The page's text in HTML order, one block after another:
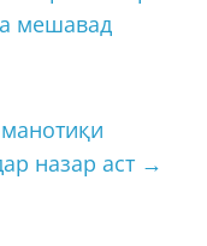
мешавад
назар аст →